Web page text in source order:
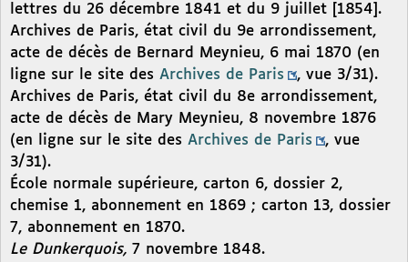
lettres du 26 décembre 1841 et du 9 juillet [1854].
Archives de Paris, état civil du 9e arrondissement,
acte de décès de Bernard Meynieu, 6 mai 1870 (en
ligne sur le site des Archives de Paris
, vue 3/31).
Archives de Paris, état civil du 8e arrondissement,
acte de décès de Mary Meynieu, 8 novembre 1876
(en ligne sur le site des Archives de Paris
, vue
3/31).
École normale supérieure, carton 6, dossier 2,
chemise 1, abonnement en 1869 ; carton 13, dossier
7, abonnement en 1870.
Le Dunkerquois, 7 novembre 1848.